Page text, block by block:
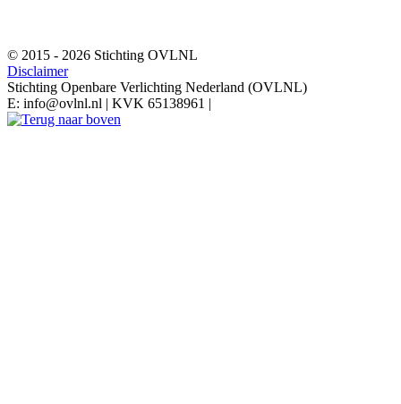
© 2015 - 2026 Stichting OVLNL
Disclaimer
Stichting Openbare Verlichting Nederland (OVLNL)
E: info@ovlnl.nl | KVK 65138961 |